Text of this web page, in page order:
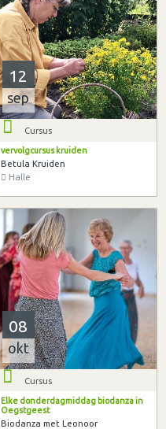
12
sep
Cursus
vervolgcursus kruiden
Betula Kruiden
Halle
08
okt
Cursus
Elke donderdagmiddag biodanza in
Oegstgeest
Biodanza met Leonoor